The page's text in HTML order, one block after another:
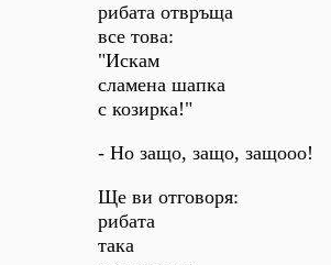
рибата отвръща
все това:
"Искам
сламена шапка
с козирка!"
- Но защо, защо, защооо!
Ще ви отговоря:
рибата
така